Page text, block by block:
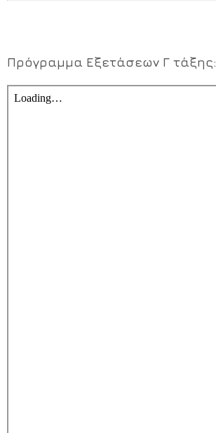
Πρόγραμμα Εξετάσεων Γ τάξης: